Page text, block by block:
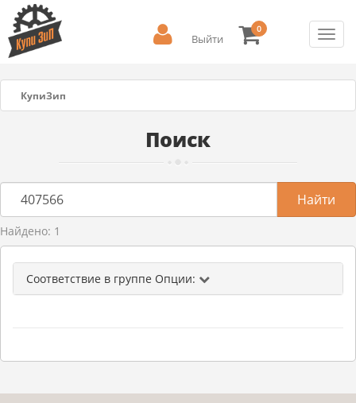
Выйти
0
КупиЗип
Поиск
Найдено: 1
Соответствие в группе Опции: